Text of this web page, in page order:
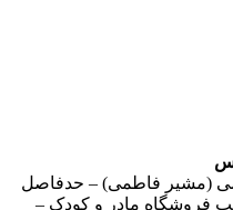
(مشیر فاطمی) – حدفاصل
فروشگاه مادر و کودک –